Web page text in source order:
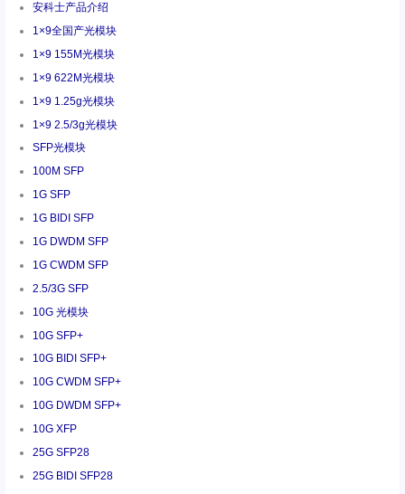
安科士产品介绍
1×9全国产光模块
1×9 155M光模块
1×9 622M光模块
1×9 1.25g光模块
1×9 2.5/3g光模块
SFP光模块
100M SFP
1G SFP
1G BIDI SFP
1G DWDM SFP
1G CWDM SFP
2.5/3G SFP
10G 光模块
10G SFP+
10G BIDI SFP+
10G CWDM SFP+
10G DWDM SFP+
10G XFP
25G SFP28
25G BIDI SFP28